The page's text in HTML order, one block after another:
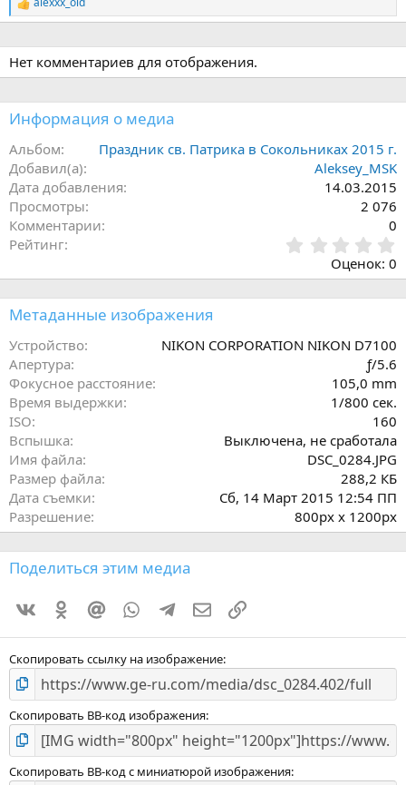
Р
е
к
ц
и
Нет комментариев для отображения.
Информация о медиа
Альбом
Праздник св. Патрика в Сокольниках 2015 г.
Добавил(а)
Aleksey_MSK
Дата добавления
14.03.2015
Просмотры
2 076
Комментарии
0
Рейтинг
0
Оценок: 0
Метаданные изображения
Устройство
NIKON CORPORATION NIKON D7100
Апертура
ƒ/5.6
Фокусное расстояние
105,0 mm
Время выдержки
1/800 сек.
ISO
160
Вспышка
Выключена, не сработала
Имя файла
DSC_0284.JPG
Размер файла
288,2 КБ
Дата съемки
Сб, 14 Март 2015 12:54 ПП
Разрешение
800px x 1200px
Поделиться этим медиа
VkontakteOdnoklassniki
Mail.ruWhatsAppTelegramЭлектронная почта
Ссылка
Скопировать ссылку на изображение
Скопировать BB-код изображения
Скопировать BB-код с миниатюрой изображения